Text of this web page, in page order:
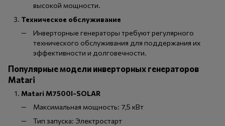
высокой мощности.
Техническое обслуживание
Инверторные генераторы требуют регулярного
технического обслуживания для поддержания их
эффективности и долговечности.
Популярные модели инверторных генераторов
Matari
Matari M7500I-SOLAR
Максимальная мощность: 7,5 кВт
Тип запуска: Электростарт